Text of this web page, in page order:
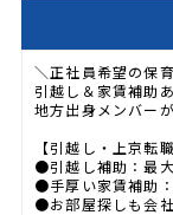
＼正社員希望の保
引越し＆家賃補助あ
地方出身メンバー
【引越し・上京転
●引越し補助：最
●手厚い家賃補助
●お部屋探しも会